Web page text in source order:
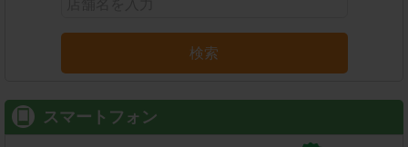
検索
スマートフォン